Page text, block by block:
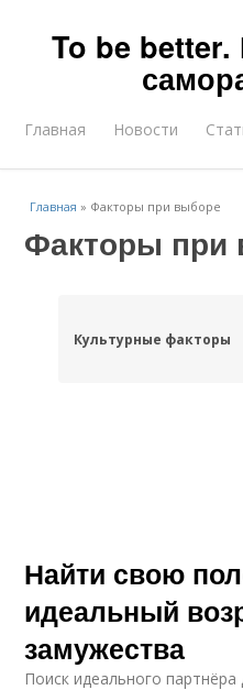
To be better.
Главная Новости
Главная » Факторы при выборе
Факторы при
Культурные факторы
Найти свою
идеальный
замужества
Поиск идеального